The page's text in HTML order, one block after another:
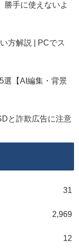
勝手に使えないよ
方解説 | PCでス
選【AI編集・背景
と詐欺広告に注意
31
2,969
12